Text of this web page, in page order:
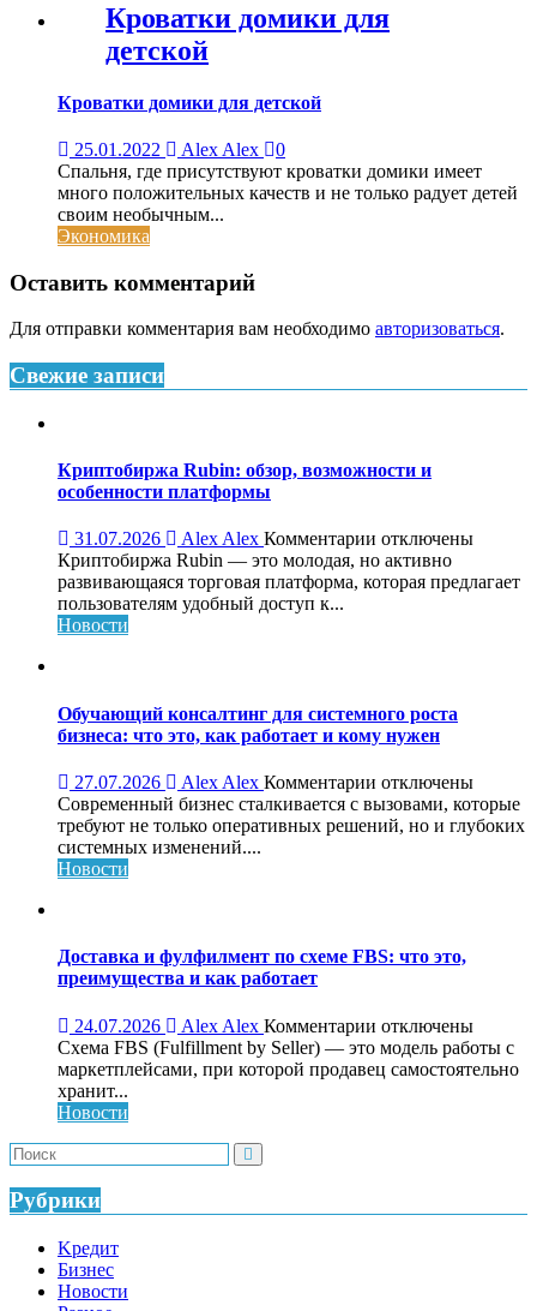
Кроватки домики для
детской
Кроватки домики для детской
25.01.2022 Alex Alex
0
Спальня, где присутствуют кроватки домики имеет
много положительных качеств и не только радует детей
своим необычным...
Экономика
Оставить комментарий
Для отправки комментария вам необходимо авторизоваться.
Свежие записи
Криптобиржа Rubin: обзор, возможности и
особенности платформы
31.07.2026 Alex Alex Комментарии к
записи
Криптобиржа
платформы
отключены
Криптобиржа Rubin — это молодая, но активно
развивающаяся торговая платформа, которая предлагает
пользователям удобный доступ к...
Новости
Обучающий консалтинг для системного роста
бизнеса: что это, как работает и кому нужен
27.07.2026 Alex Alex Комментарии к
записи
Обучающий
что
работает
и
кому
нужен
отключены
Современный бизнес сталкивается с вызовами, которые
требуют не только оперативных решений, но и глубоких
системных изменений....
Новости
Доставка и фулфилмент по схеме FBS: что это,
преимущества и как работает
24.07.2026 Alex Alex Комментарии к
записи
Доставка
это,
отключены
Схема FBS (Fulfillment by Seller) — это модель работы с
маркетплейсами, при которой продавец самостоятельно
хранит...
Новости
Рубрики
Kредит
Бизнес
Новости